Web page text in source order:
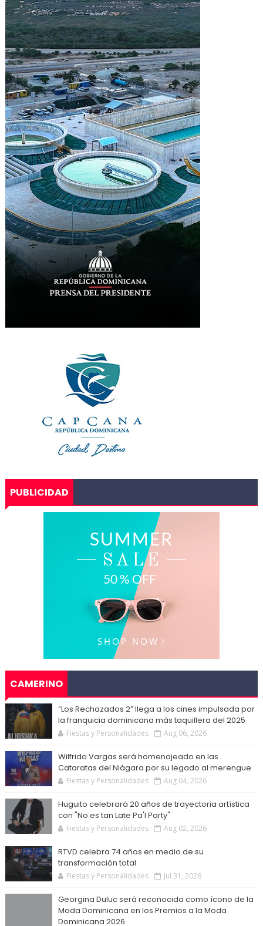
PUBLICIDAD
CAMERINO
“Los Rechazados 2” llega a los cines impulsada por
la franquicia dominicana más taquillera del 2025
Fiestas y Personalidades Aug 06, 2026
Wilfrido Vargas será homenajeado en las
Cataratas del Niágara por su legado al merengue
Fiestas y Personalidades Aug 04, 2026
Huguito celebrará 20 años de trayectoria artística
con "No es tan Late Pa'l Party"
Fiestas y Personalidades Aug 02, 2026
RTVD celebra 74 años en medio de su
transformación total
Fiestas y Personalidades Jul 31, 2026
Georgina Duluc será reconocida como ícono de la
Moda Dominicana en los Premios a la Moda
Dominicana 2026